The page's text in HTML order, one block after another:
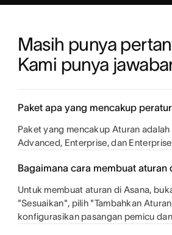
Masih punya
Kami punya
Paket apa yang mencakup
Paket yang mencakup Aturan
Advanced, Enterprise, dan Enterprise
Bagaimana cara membuat aturan
Untuk membuat aturan di Asana,
"Sesuaikan", pilih "Tambahkan
konfigurasikan pasangan pemicu